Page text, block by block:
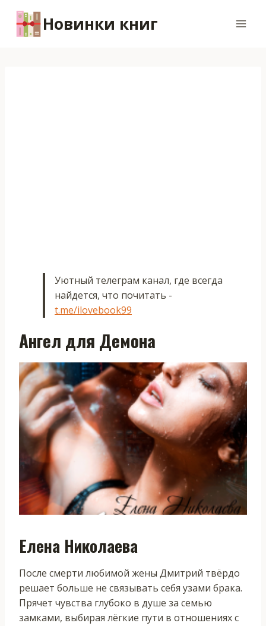
содержимому
Новинки книг
Уютный телеграм канал, где всегда
найдется, что почитать -
t.me/ilovebook99
Ангел для Демона
Елена Николаева
После смерти любимой жены Дмитрий твёрдо
решает больше не связывать себя узами брака.
Прячет чувства глубоко в душе за семью
замками, выбирая лёгкие пути в отношениях с